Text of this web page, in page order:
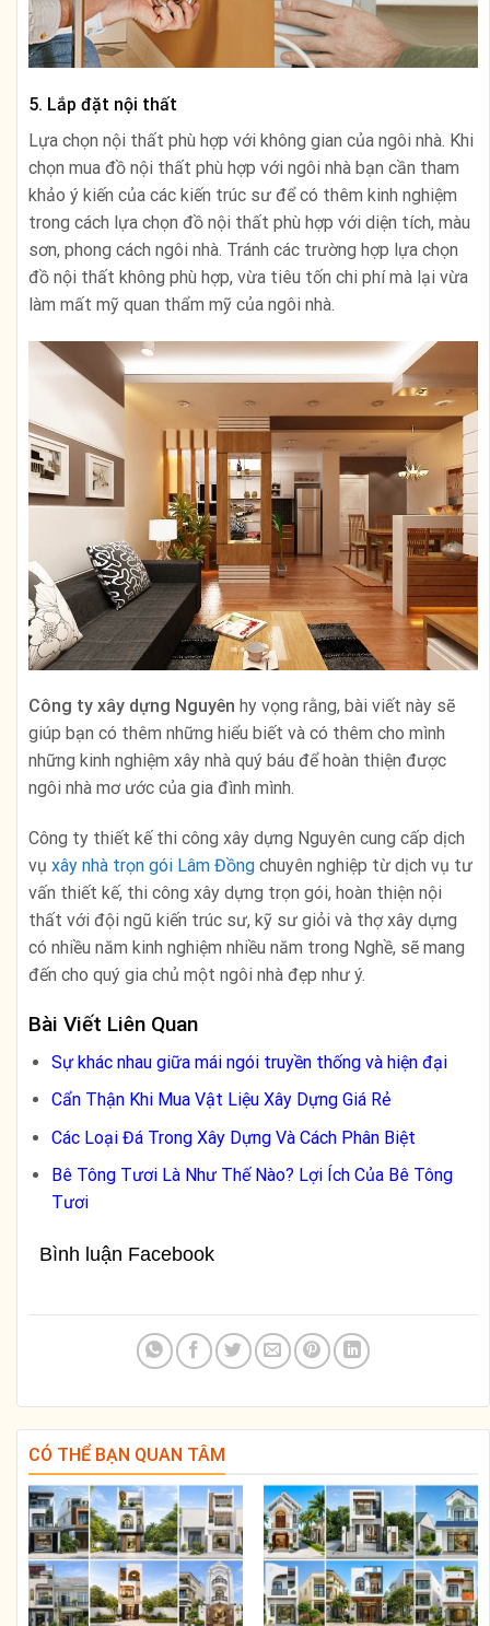
5. Lắp đặt nội thất
Lựa chọn nội thất phù hợp với không gian của ngôi nhà. Khi
chọn mua đồ nội thất phù hợp với ngôi nhà bạn cần tham
khảo ý kiến của các kiến trúc sư để có thêm kinh nghiệm
trong cách lựa chọn đồ nội thất phù hợp với diện tích, màu
sơn, phong cách ngôi nhà. Tránh các trường hợp lựa chọn
đồ nội thất không phù hợp, vừa tiêu tốn chi phí mà lại vừa
làm mất mỹ quan thẩm mỹ của ngôi nhà.
Công ty xây dựng Nguyên hy vọng rằng, bài viết này sẽ
giúp bạn có thêm những hiểu biết và có thêm cho mình
những kinh nghiệm xây nhà quý báu để hoàn thiện được
ngôi nhà mơ ước của gia đình mình.
Công ty thiết kế thi công xây dựng Nguyên cung cấp dịch
vụ xây nhà trọn gói Lâm Đồng chuyên nghiệp từ dịch vụ tư
vấn thiết kế, thi công xây dựng trọn gói, hoàn thiện nội
thất với đội ngũ kiến trúc sư, kỹ sư giỏi và thợ xây dựng
có nhiều năm kinh nghiệm nhiều năm trong Nghề, sẽ mang
đến cho quý gia chủ một ngôi nhà đẹp như ý.
Bài Viết Liên Quan
Sự khác nhau giữa mái ngói truyền thống và hiện đại
Cẩn Thận Khi Mua Vật Liệu Xây Dựng Giá Rẻ
Các Loại Đá Trong Xây Dựng Và Cách Phân Biệt
Bê Tông Tươi Là Như Thế Nào? Lợi Ích Của Bê Tông
Tươi
Bình luận Facebook
CÓ THỂ BẠN QUAN TÂM